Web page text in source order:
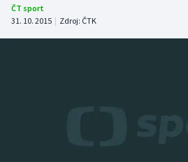
Atletika
ČT sport
31. 10. 2015 | Zdroj: ČTK